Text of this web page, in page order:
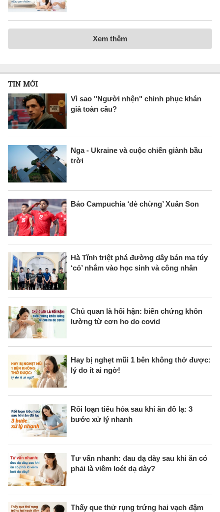
Xem thêm
TIN MỚI
Vì sao "Người nhện" chinh phục khán
giả toàn cầu?
Nga - Ukraine và cuộc chiến giành bầu
trời
Báo Campuchia ‘dè chừng’ Xuân Son
Hà Tĩnh triệt phá đường dây bán ma túy
‘cỏ’ nhắm vào học sinh và công nhân
Chủ quan là hối hận: biến chứng khôn
lường từ cơn ho do covid
Hay bị nghẹt mũi 1 bên không thở được:
lý do ít ai ngờ!
Rối loạn tiêu hóa sau khi ăn đồ lạ: 3
bước xử lý nhanh
Tư vấn nhanh: đau dạ dày sau khi ăn có
phải là viêm loét dạ dày?
Thấy que thử rụng trứng hai vạch đậm